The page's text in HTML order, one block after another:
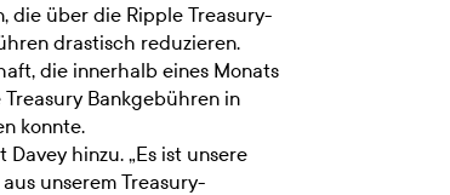
die über die Ripple Treasury-
drastisch reduzieren.
die innerhalb eines Monats
Bankgebühren in
konnte.
hinzu. „Es ist unsere
unserem Treasury-